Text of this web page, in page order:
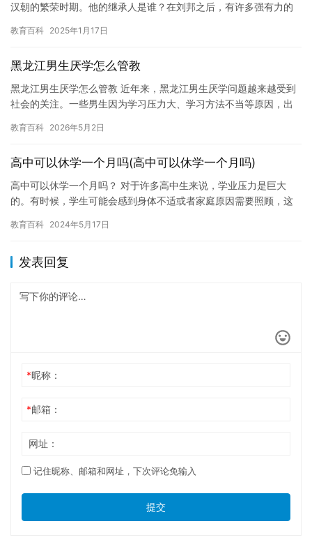
汉朝的繁荣时期。他的继承人是谁？在刘邦之后，有许多强有力的
标。…
教育百科 2025年1月17日
黑龙江男生厌学怎么管教
黑龙江男生厌学怎么管教 近年来，黑龙江男生厌学问题越来越受到
社会的关注。一些男生因为学习压力大、学习方法不当等原因，出
长…
教育百科 2026年5月2日
高中可以休学一个月吗(高中可以休学一个月吗)
高中可以休学一个月吗？ 对于许多高中生来说，学业压力是巨大
的。有时候，学生可能会感到身体不适或者家庭原因需要照顾，这
个月呢…
教育百科 2024年5月17日
发表回复
*昵称：
*邮箱：
网址：
记住昵称、邮箱和网址，下次评论免输入
提交